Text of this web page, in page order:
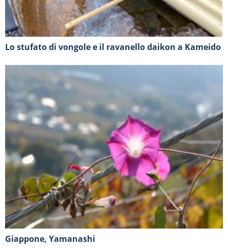
Lo stufato di vongole e il ravanello daikon a Kameido
Giappone, Yamanashi